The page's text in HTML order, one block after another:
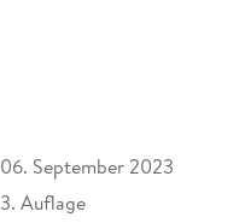
06. September 2023
3. Auflage